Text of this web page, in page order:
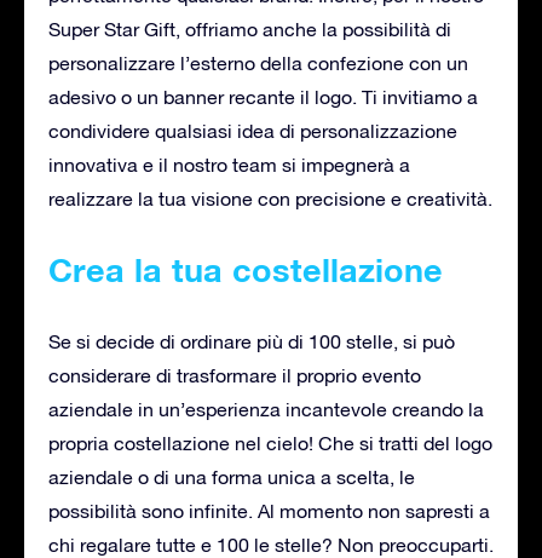
Super Star Gift, offriamo anche la possibilità di
personalizzare l’esterno della confezione con un
adesivo o un banner recante il logo. Ti invitiamo a
condividere qualsiasi idea di personalizzazione
innovativa e il nostro team si impegnerà a
realizzare la tua visione con precisione e creatività.
Crea la tua costellazione
Se si decide di ordinare più di 100 stelle, si può
considerare di trasformare il proprio evento
aziendale in un’esperienza incantevole creando la
propria costellazione nel cielo! Che si tratti del logo
aziendale o di una forma unica a scelta, le
possibilità sono infinite. Al momento non sapresti a
chi regalare tutte e 100 le stelle? Non preoccuparti.